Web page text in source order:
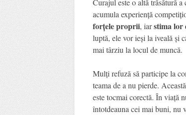
Curajul este o altă trăsătură
acumula experiență
forțele proprii, iarstima lor
luptă, ele vor ieși la iveală și
mai târziu la locul de muncă.
Mulți refuză să participe la
teama de a nu pierde.
este tocmai corectă. În viață
întotdeauna cei mai buni, nu